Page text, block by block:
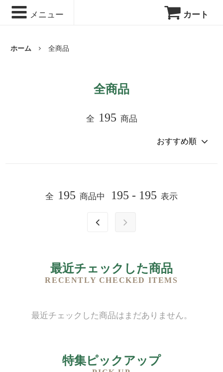
メニュー カート
ホーム 全商品
全商品
全 195 商品
全 195 商品中 195 - 195 表示
最近チェックした商品
RECENTLY CHECKED ITEMS
最近チェックした商品はまだありません。
特集ピックアップ